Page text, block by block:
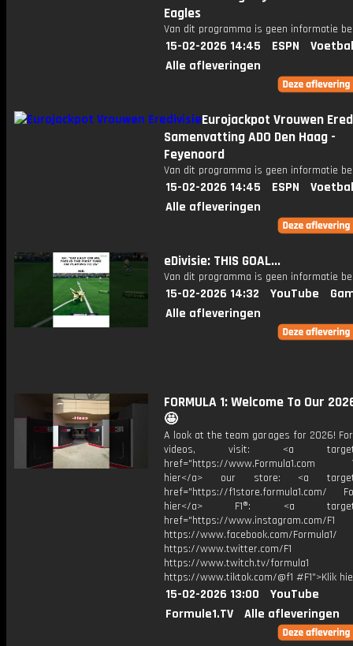
Eagles
Van dit programma is geen informatie
15-02-2026 14:45 ESPN
Alle afleveringen
Eurojackpot Vrouwen
Samenvatting ADO Den Haag -
Feyenoord
Van dit programma is geen informatie
15-02-2026 14:45 ESPN
Alle afleveringen
eDivisie: THIS GOAL...
Van dit programma is geen informatie
15-02-2026 14:32 YouTube
Alle afleveringen
FORMULA 1: Welcome To Our
🤩
A look at the team garages for 2026! For
videos, visit: <a
href="https://www.Formula1.com
hier</a> our store: <a
href="https://f1store.formula1.com/
hier</a> F1®: <a
href="https://www.instagram.com/F1
https://www.facebook.com/Formula1/
https://www.twitter.com/F1
https://www.twitch.tv/formula1
https://www.tiktok.com/@f1 #F1">Klik
15-02-2026 13:00
YouTube
Formule1.TV
Alle afleveringen